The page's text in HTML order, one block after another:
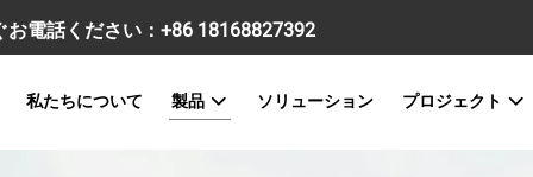
電話ください： +86 18168827392
私たちについて 製品 ソリューション プロジェクト